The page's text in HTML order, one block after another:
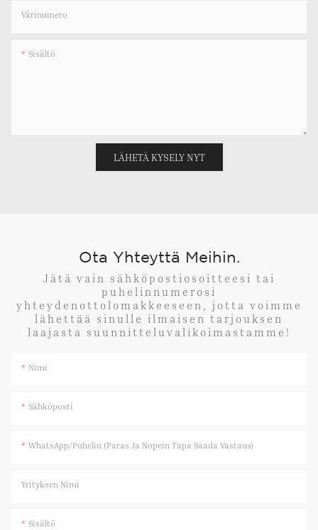
Värinumero
Sisältö
LÄHETÄ KYSELY NYT
Ota Yhteyttä Meihin.
Jätä vain sähköpostiosoitteesi tai
puhelinnumerosi
yhteydenottolomakkeeseen, jotta voimme
lähettää sinulle ilmaisen tarjouksen
laajasta suunnitteluvalikoimastamme!
Nimi
Sähköposti
WhatsApp/Puhelin (paras Ja Nopein Tapa Saada Vastaus)
Yrityksen Nimi
Sisältö